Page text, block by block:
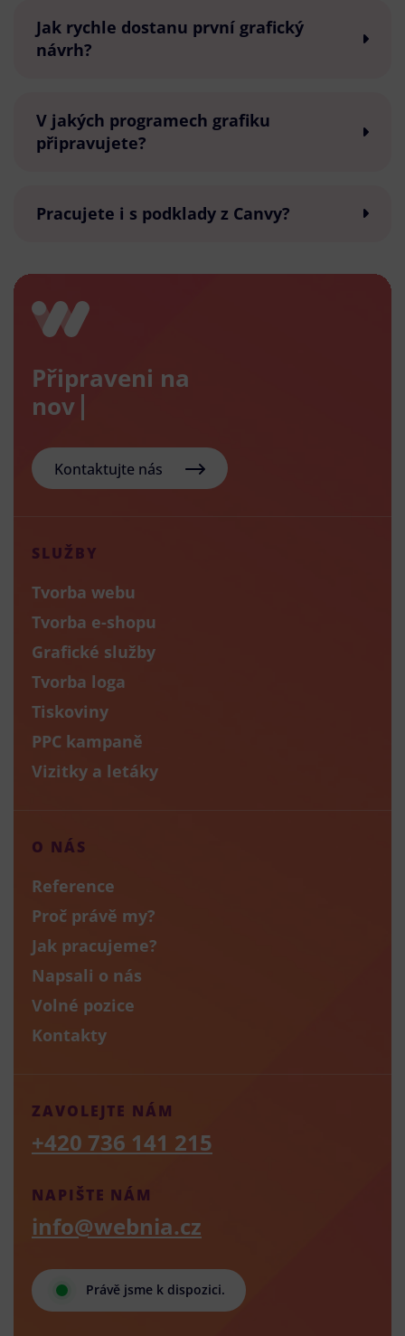
Jak rychle dostanu první grafický
návrh?
V jakých programech grafiku
připravujete?
Pracujete i s podklady z Canvy?
Připraveni na
nový e-s
Kontaktujte nás
SLUŽBY
Tvorba webu
Tvorba e-shopu
Grafické služby
Tvorba loga
Tiskoviny
PPC kampaně
Vizitky a letáky
O NÁS
Reference
Proč právě my?
Jak pracujeme?
Napsali o nás
Volné pozice
Kontakty
Právě jsme k dispozici.
NAPIŠTE NÁM
info@webnia.cz
ZAVOLEJTE NÁM
+420 736 141 215